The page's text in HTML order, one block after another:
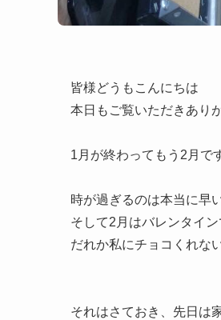
皆様どうもこんにちは
本日もご覧いただきあり
1月が終わってもう2月で
時が過ぎるのは本当に早
そして2月はバレンタイン
だれか私にチョコくれな
それはさておき、先日は